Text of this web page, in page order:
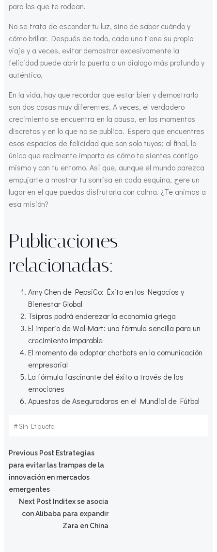
para los que te rodean.
No se trata de esconder tu luz, sino de saber cuándo y
cómo brillar. Después de todo, cada uno tiene su propio
viaje y a veces, evitar demostrar excesivamente la
felicidad puede abrir la puerta a un dialogo más profundo y
auténtico.
En la vida, hay que recordar que estar bien y demostrarlo
son dos cosas muy diferentes. A veces, el verdadero
crecimiento se encuentra en la pausa, en los momentos
discretos y en lo que no se publica. Espero que encuentres
esos espacios de felicidad que son solo tuyos; al final, lo
único que realmente importa es cómo te sientes contigo
mismo y con tu entorno. Así que, aunque el mundo parezca
empujarte a mostrar tu sonrisa en cada esquina, حere un
lugar en el que puedas disfrutarla con calma. ¿Te animas a
esa misión?
Publicaciones
relacionadas:
Amy Chen de PepsiCo: Éxito en los Negocios y
Bienestar Global
Tsipras podrá enderezar la economía griega
El imperio de Wal-Mart: una fórmula sencilla para un
crecimiento imparable
El momento de adoptar chatbots en la comunicación
empresarial
La fórmula fascinante del éxito a través de las
emociones
Apuestas de Aseguradoras en el Mundial de Fútbol
#Sin Etiqueta
Navegación
por
las
entradas
Previous Post Estrategias
para evitar las trampas de la
innovación en mercados
emergentes
Navegación
Next Post Inditex se asocia
con Alibaba para expandir
Zara en China